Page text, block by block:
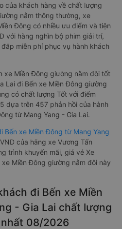
của khách hàng về chất lượng
nằm thông thường, xe
Đông có nhiều ưu điểm và tiện
với hàng nghìn bộ phim giải trí,
miễn phí phục vụ hành khách
xe Miền Đông giường nằm đôi tốt
Lai đi Bến xe Miền Đông giường
có chất lượng Tốt với điểm
dựa trên 457 phản hồi của hành
từ Mang Yang - Gia Lai.
Bến xe Miền Đông từ Mang Yang
của hãng xe Vương Tấn
trình khuyến mãi, giá vé Xe
xe Miền Đông giường nằm đôi này
đi Bến xe Miền
- Gia Lai chất lượng
08/2026